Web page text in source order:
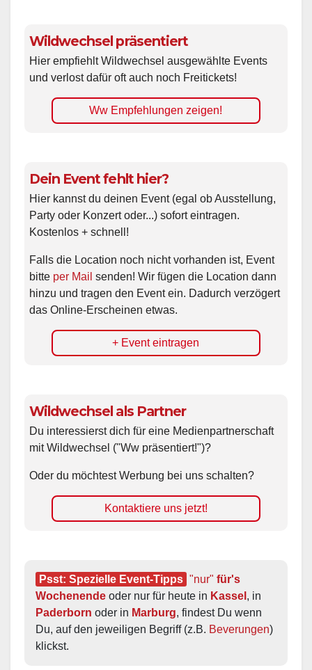
Wildwechsel präsentiert
Hier empfiehlt Wildwechsel ausgewählte Events
und verlost dafür oft auch noch Freitickets!
Ww Empfehlungen zeigen!
Dein Event fehlt hier?
Hier kannst du deinen Event (egal ob Ausstellung,
Party oder Konzert oder...) sofort eintragen.
Kostenlos + schnell!
Falls die Location noch nicht vorhanden ist, Event
bitte per Mail senden! Wir fügen die Location dann
hinzu und tragen den Event ein. Dadurch verzögert
das Online-Erscheinen etwas.
+ Event eintragen
Wildwechsel als Partner
Du interessierst dich für eine Medienpartnerschaft
mit Wildwechsel ("Ww präsentiert!")?
Oder du möchtest Werbung bei uns schalten?
Kontaktiere uns jetzt!
Psst: Spezielle Event-Tipps "nur" für's
Wochenende oder nur für heute in Kassel
Paderborn oder in Marburg, findest Du wenn
Du, auf den jeweiligen Begriff (z.B. Beverungen)
klickst.